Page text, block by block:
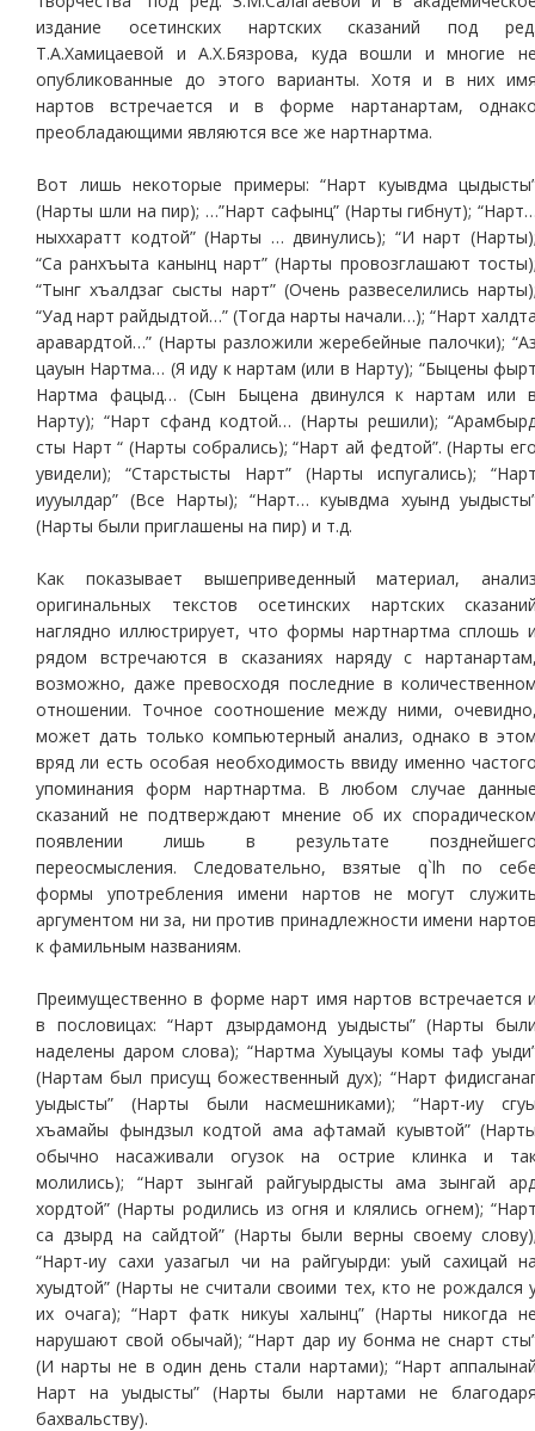
издание осетинских нартских сказаний под
Т.А.Хамицаевой и А.Х.Бязрова, куда вошли и многие
опубликованные до этого варианты. Хотя и в них
нартов встречается и в форме нартанартам,
преобладающими являются все же нартнартма.
Вот лишь некоторые примеры: “Нарт куывдма
(Нарты шли на пир); …”Нарт сафынц” (Нарты гибнут);
ныххаратт кодтой” (Нарты … двинулись); “И нарт
“Са ранхъыта канынц нарт” (Нарты провозглашают
“Тынг хъалдзаг сысты нарт” (Очень развеселились
“Уад нарт райдыдтой…” (Тогда нарты начали…); “Нарт
аравардтой…” (Нарты разложили жеребейные палочки);
цауын Нартма… (Я иду к нартам (или в Нарту); “Быцены
Нартма фацыд… (Сын Быцена двинулся к нартам или
Нарту); “Нарт сфанд кодтой… (Нарты решили);
сты Нарт “ (Нарты собрались); “Нарт ай федтой”. (Нарты
увидели); “Старстысты Нарт” (Нарты испугались);
иууылдар” (Все Нарты); “Нарт… куывдма хуынд
(Нарты были приглашены на пир) и т.д.
Как показывает вышеприведенный материал,
оригинальных текстов осетинских нартских
наглядно иллюстрирует, что формы нартнартма сплошь
рядом встречаются в сказаниях наряду с
возможно, даже превосходя последние в
отношении. Точное соотношение между ними,
может дать только компьютерный анализ, однако в
вряд ли есть особая необходимость ввиду именно
упоминания форм нартнартма. В любом случае
сказаний не подтверждают мнение об их
появлении лишь в результате
переосмысления. Следовательно, взятые q`lh по
формы употребления имени нартов не могут
аргументом ни за, ни против принадлежности имени
к фамильным названиям.
Преимущественно в форме нарт имя нартов встречается
в пословицах: “Нарт дзырдамонд уыдысты” (Нарты
наделены даром слова); “Нартма Хуыцауы комы таф
(Нартам был присущ божественный дух); “Нарт
уыдысты” (Нарты были насмешниками); “Нарт-иу
хъамайы фындзыл кодтой ама афтамай куывтой”
обычно насаживали огузок на острие клинка и
молились); “Нарт зынгай райгуырдысты ама зынгай
хордтой” (Нарты родились из огня и клялись огнем);
са дзырд на сайдтой” (Нарты были верны своему
“Нарт-иу сахи уазагыл чи на райгуырди: уый сахицай
хуыдтой” (Нарты не считали своими тех, кто не рождался
их очага); “Нарт фатк никуы халынц” (Нарты никогда
нарушают свой обычай); “Нарт дар иу бонма не снарт
(И нарты не в один день стали нартами); “Нарт
Нарт на уыдысты” (Нарты были нартами не
бахвальству).